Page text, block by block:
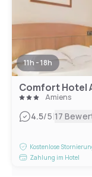
11h - 18h
Comfort Hotel
Amiens
4.5/5|17
Kostenlose
Zahlung im Hotel